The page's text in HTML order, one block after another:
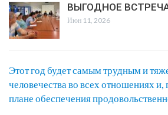
ВЫГОДНОЕ
Июн 11, 2026
Этот год будет самым трудным и
человечества во всех отношениях и,
плане обеспечения